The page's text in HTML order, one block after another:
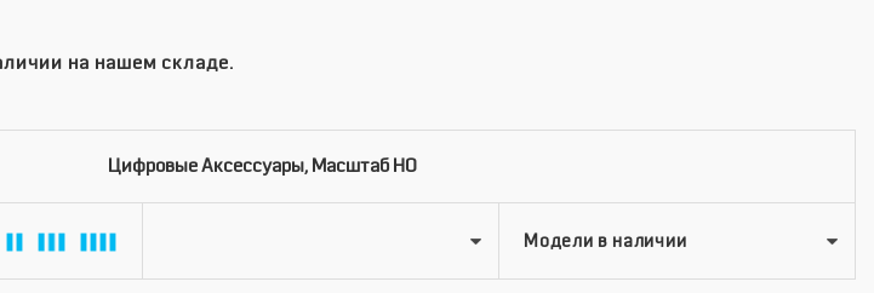
на нашем складе.
Цифровые Аксессуары, Масштаб HO